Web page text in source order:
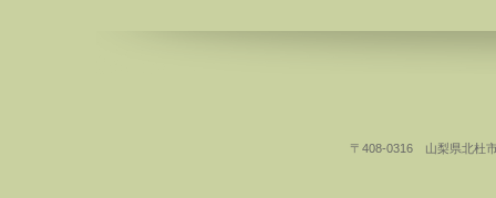
〒408-0316 山梨県北杜